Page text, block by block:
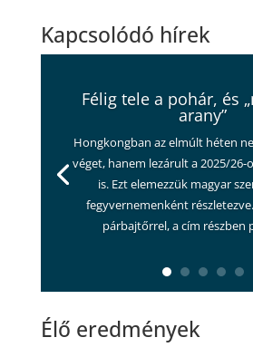
Kapcsolódó hírek
Félig tele a pohár, és
arany”
Hongkongban az elmúlt héten
véget, hanem lezárult a 2025/26-
is. Ezt elemezzük magyar
fegyvernemenként
párbajtőrrel, a cím részben
Élő eredmények